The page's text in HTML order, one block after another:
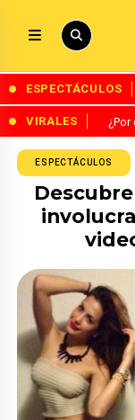
ESPECTÁCULOS
VIRALES
ESPECTÁCULOS